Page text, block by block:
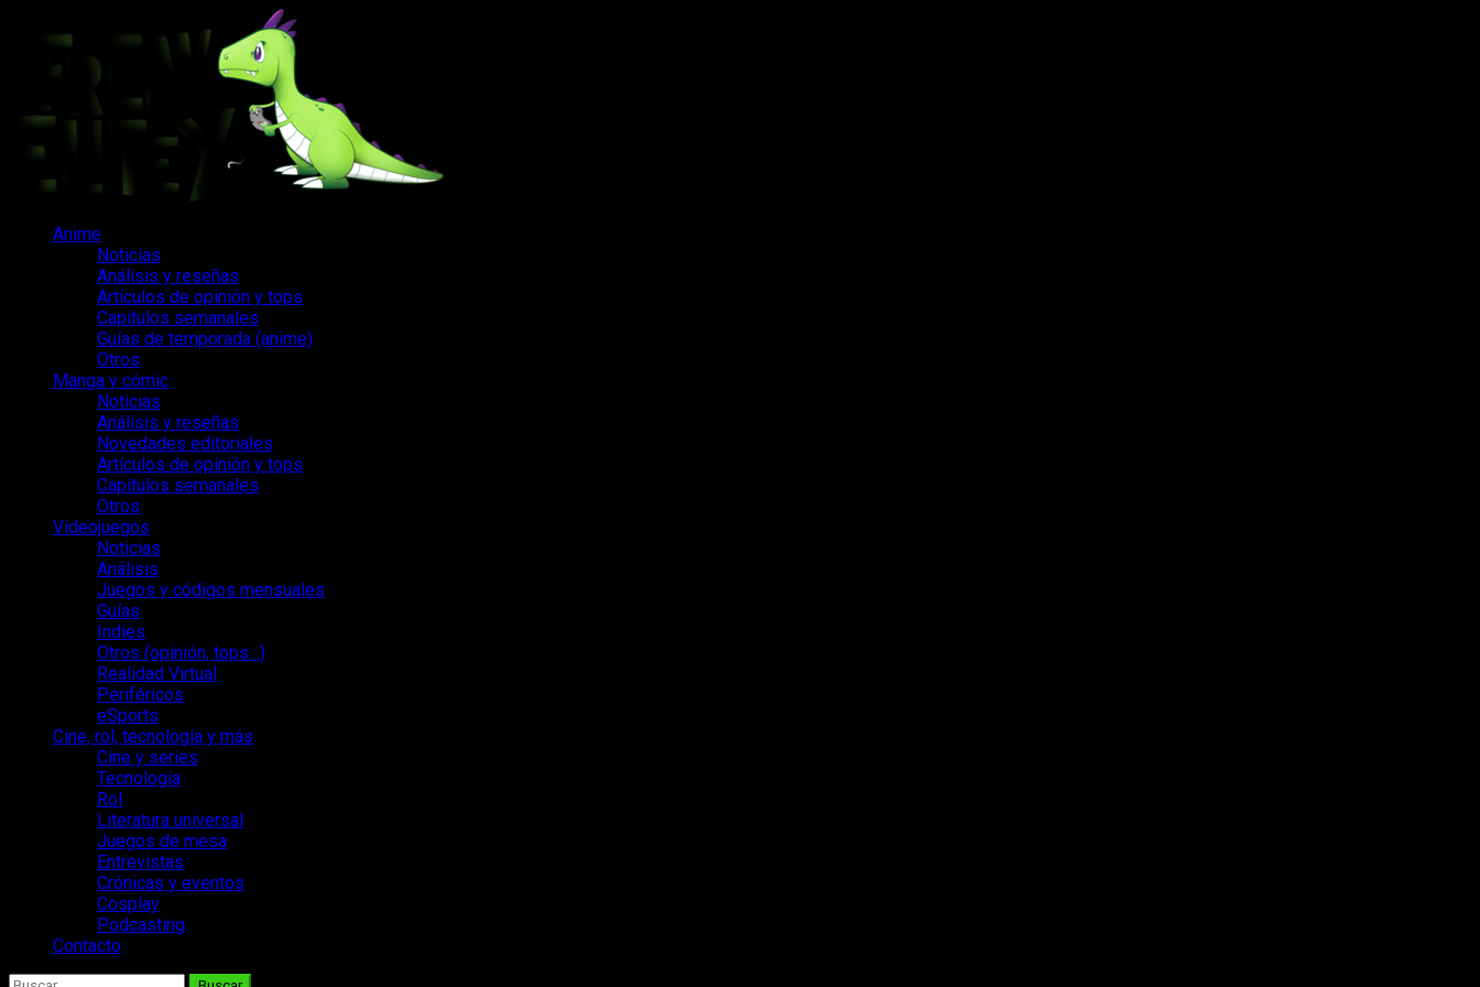
contenido
Anime
Noticias
Análisis y reseñas
Artículos de opinión y tops
Capítulos semanales
Guías de temporada (anime)
Otros
Manga y cómic
Noticias
Análisis y reseñas
Novedades editoriales
Artículos de opinión y tops
Capítulos semanales
Otros
Videojuegos
Noticias
Análisis
Juegos y códigos mensuales
Guías
Indies
Otros (opinión, tops…)
Realidad Virtual
Periféricos
eSports
Cine, rol, tecnología y más
Cine y series
Tecnología
Rol
Literatura universal
Juegos de mesa
Entrevistas
Crónicas y eventos
Cosplay
Podcasting
Contacto